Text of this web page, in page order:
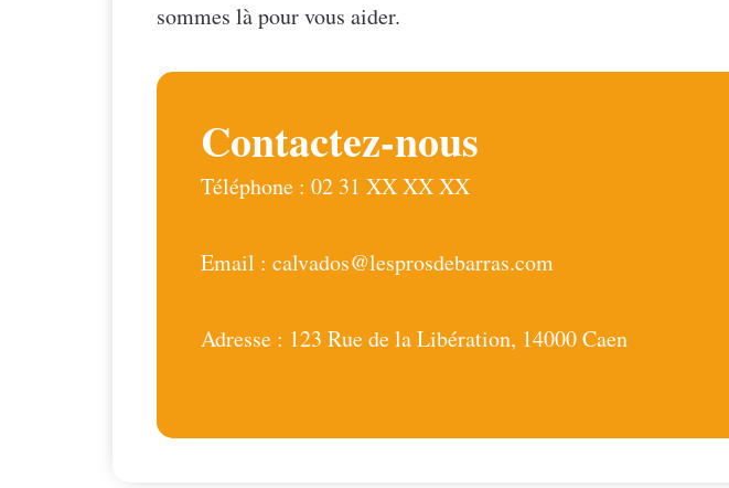
sommes là pour vous aider.
Contactez-nous
Téléphone : 02 31 XX XX XX
Email : calvados@lesprosdebarras.com
Adresse : 123 Rue de la Libération, 14000 Caen